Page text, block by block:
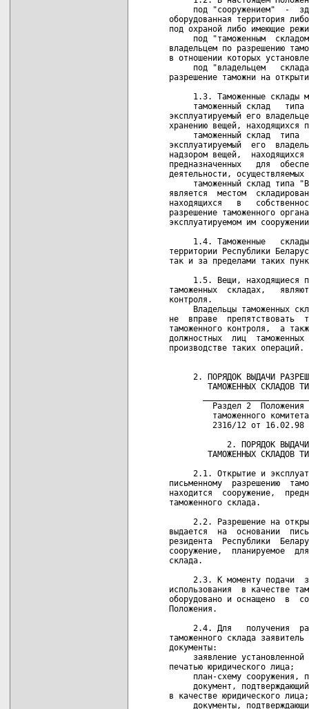
под "сооружением"  -
оборудованная территория
под охраной либо имеющие
под "таможенным
владельцем по разрешению
в отношении которых
под "владельцем
разрешение таможни на
1.3. Таможенные склады
таможенный склад   типа
эксплуатируемый его
хранению вещей, находящихся
таможенный склад  типа
эксплуатируемый  его
надзором вещей,
предназначенных   для
деятельности,
таможенный склад типа
является  местом
находящихся   в
разрешение таможенного
эксплуатируемом им
1.4. Таможенные
территории Республики
так и за пределами таких
1.5. Вещи, находящиеся
таможенных  складах,
контроля.
Владельцы таможенных
не  вправе  препятствовать
таможенного контроля,  а
должностных  лиц
производстве таких операций.
2. ПОРЯДОК ВЫДАЧИ
ТАМОЖЕННЫХ СКЛАДОВ
Раздел 2  Положения
таможенного
2316/12 от